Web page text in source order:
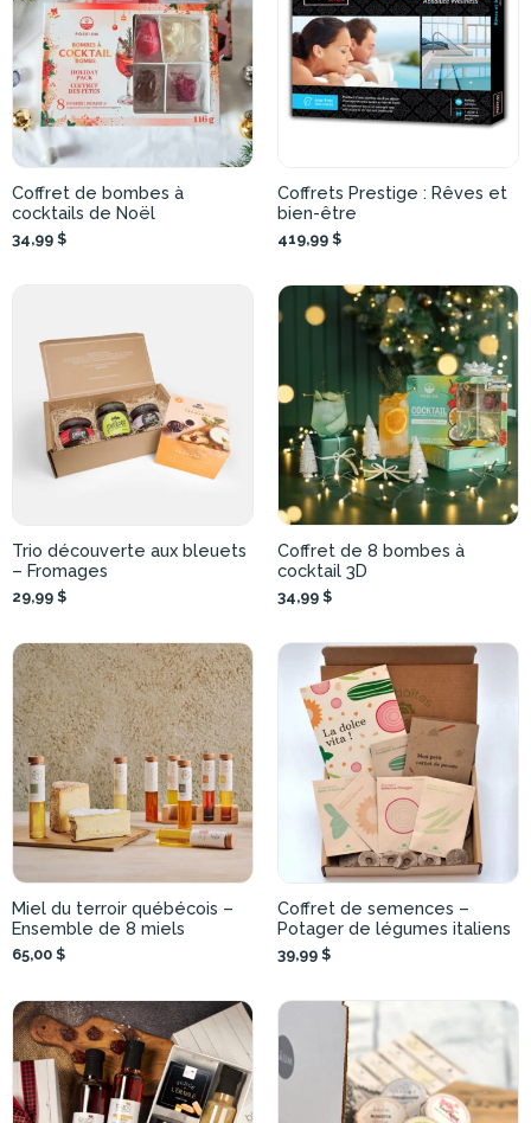
Coffret de bombes à
cocktails de Noël
34,99 $
Coffrets Prestige : Rêves et
bien-être
419,99 $
Trio découverte aux bleuets
– Fromages
29,99 $
Coffret de 8 bombes à
cocktail 3D
34,99 $
Miel du terroir québécois –
Ensemble de 8 miels
65,00 $
Coffret de semences –
Potager de légumes italiens
39,99 $